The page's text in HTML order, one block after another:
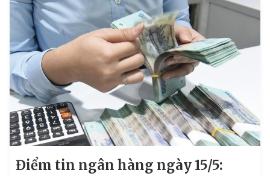
Điểm tin ngân hàng ngày 15/5: